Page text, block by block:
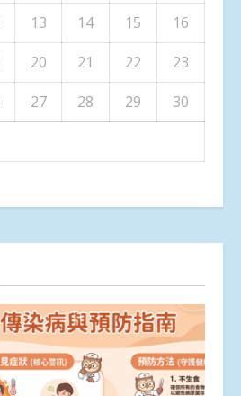
13 14 15
16
20 21 22
23
27 28 29
30